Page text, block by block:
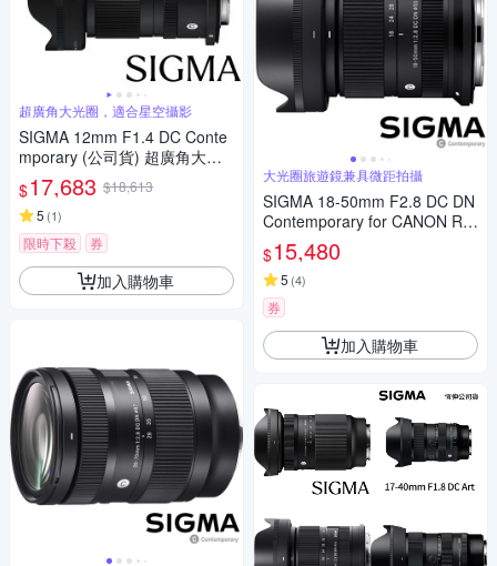
超廣角大光圈，適合星空攝影
SIGMA 12mm F1.4 DC Conte
mporary (公司貨) 超廣角大光
圈定焦鏡 星空鏡 APS-C 無反微
單眼專用鏡頭
$17,683 $18,613
5 (1)
限時下殺 券
加入購物車
大光圈旅遊鏡兼具微距拍攝
SIGMA 18-50mm F2.8 DC DN
Contemporary for CANON RF
接環 (公司貨) 旅遊鏡 APS-C 無
反微單眼專用鏡頭
$15,480
5 (4)
券
加入購物車